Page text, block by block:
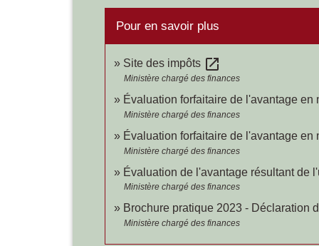
Pour en savoir plus
Site des impôts open_in_new
Ministère chargé des finances
Évaluation forfaitaire de l'avantage en
Ministère chargé des finances
Évaluation forfaitaire de l'avantage en
Ministère chargé des finances
Évaluation de l'avantage résultant de
Ministère chargé des finances
Brochure pratique 2023 - Déclaration
Ministère chargé des finances